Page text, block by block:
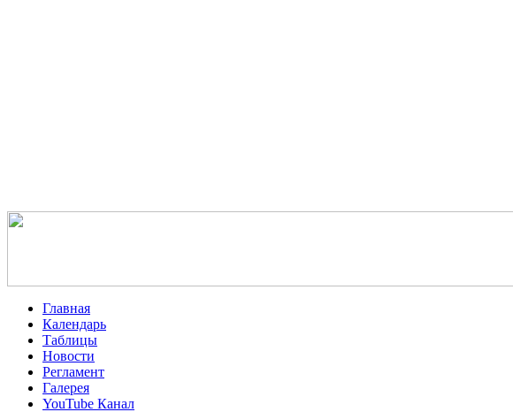
Главная
Календарь
Таблицы
Новости
Регламент
Галерея
YouTube Канал